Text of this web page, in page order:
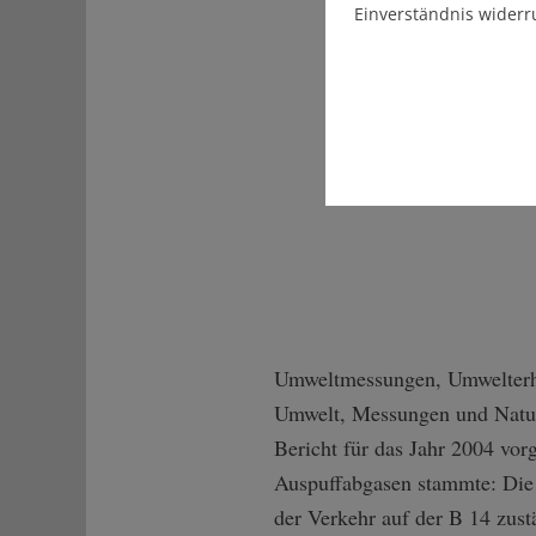
Umweltmessungen,
Umwelt, Messungen und
Bericht für das Jahr 2004
Auspuffabgasen stammte:
der Verkehr auf der B 14
Einverständnis